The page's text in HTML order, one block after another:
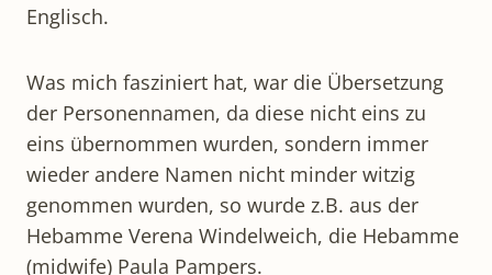
Englisch.
Was mich fasziniert hat, war die Übersetzung
der Personennamen, da diese nicht eins zu
eins übernommen wurden, sondern immer
wieder andere Namen nicht minder witzig
genommen wurden, so wurde z.B. aus der
Hebamme Verena Windelweich, die Hebamme
(midwife) Paula Pampers.